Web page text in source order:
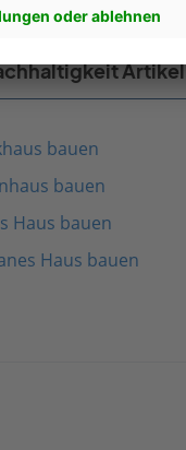
Artikel
bauen
bauen
Haus bauen
Haus bauen